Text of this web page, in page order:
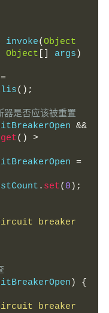
invoke(Object
Object args )
=
();
是否应该被重置
&&
get()
>
circuitBreakerOpen
=
requestCount
. set( 0 );
breaker
) {
breaker